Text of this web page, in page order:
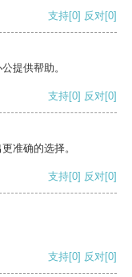
支持[0] 反对[0]
提供帮助。
支持[0] 反对[0]
准确的选择。
支持[0] 反对[0]
支持[0] 反对[0]